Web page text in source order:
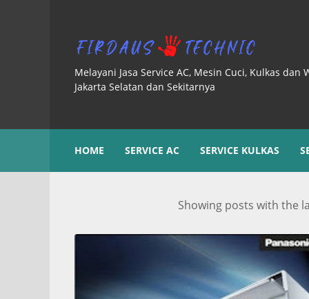
Melayani Jasa Service AC, Mesin Cuci, Kulkas
Jakarta Selatan dan Sekitarnya
HOME SERVICE AC SERVICE KULKAS
Showing posts with the